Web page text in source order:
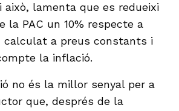
això, lamenta que es redueixi
la PAC un 10% respecte a
calculat a preus constants i
la inflació.
no és la millor senyal per a
que, després de la